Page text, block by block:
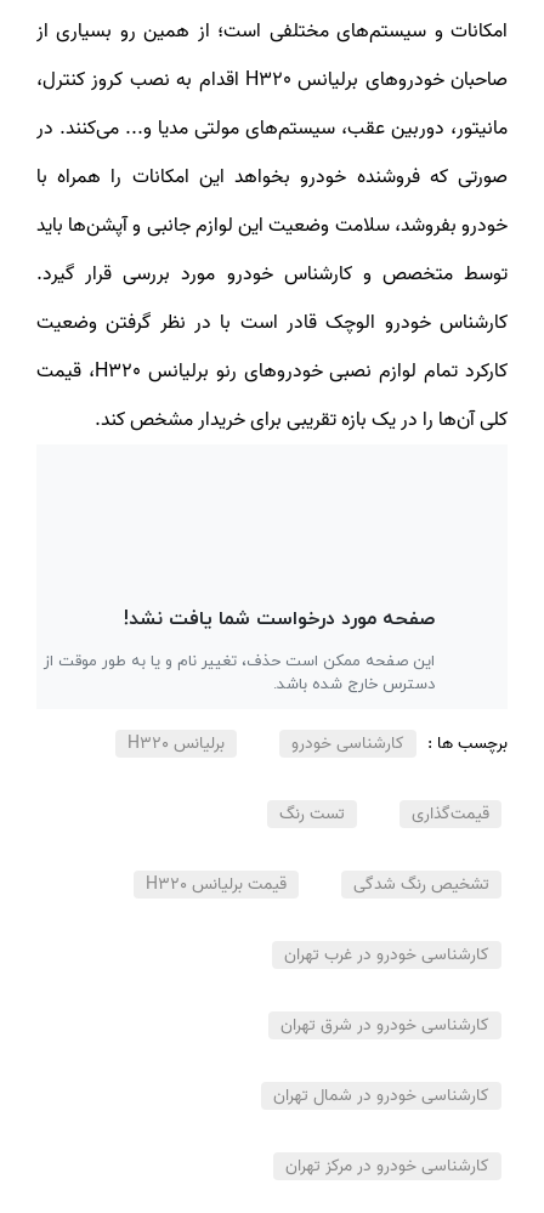
امکانات و سیستم‌های مختلفی است؛ از همین رو بسیاری از
صاحبان خودروهای برلیانس H320 اقدام به نصب کروز کنترل،
مانیتور، دوربین عقب، سیستم‌های مولتی مدیا و... می‌کنند. در
صورتی که فروشنده خودرو بخواهد این امکانات را همراه با
خودرو بفروشد، سلامت وضعیت این لوازم جانبی و آپشن‌ها باید
توسط متخصص و کارشناس خودرو مورد بررسی قرار گیرد.
کارشناس خودرو الوچک قادر است با در نظر گرفتن وضعیت
کارکرد تمام لوازم نصبی خودروهای رنو برلیانس H320، قیمت
کلی آن‌ها را در یک بازه تقریبی برای خریدار مشخص کند.
برچسب ها : کارشناسی خودرو برلیانس H320
قیمت‌گذاری تست رنگ
تشخیص رنگ شدگی قیمت برلیانس H320
کارشناسی خودرو در غرب تهران
کارشناسی خودرو در شرق تهران
کارشناسی خودرو در شمال تهران
کارشناسی خودرو در مرکز تهران